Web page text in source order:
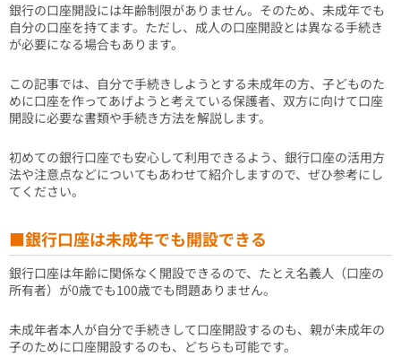
銀行の口座開設には年齢制限がありません。そのため、未成年でも
自分の口座を持てます。ただし、成人の口座開設とは異なる手続き
が必要になる場合もあります。
この記事では、自分で手続きしようとする未成年の方、子どものた
めに口座を作ってあげようと考えている保護者、双方に向けて口座
開設に必要な書類や手続き方法を解説します。
初めての銀行口座でも安心して利用できるよう、銀行口座の活用方
法や注意点などについてもあわせて紹介しますので、ぜひ参考にし
てください。
■銀行口座は未成年でも開設できる
銀行口座は年齢に関係なく開設できるので、たとえ名義人（口座の
所有者）が0歳でも100歳でも問題ありません。
未成年者本人が自分で手続きして口座開設するのも、親が未成年の
子のために口座開設するのも、どちらも可能です。